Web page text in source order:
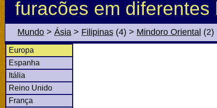
furacões em
Mundo > Ásia > Filipinas (4) > Mindoro Oriental (2)
Europa
Espanha
Itália
Reino Unido
França